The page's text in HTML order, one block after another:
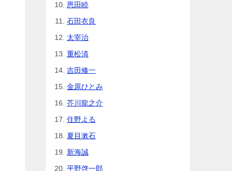
恩田睦
石田衣良
太宰治
重松清
吉田修一
金原ひとみ
芥川龍之介
住野よる
夏目漱石
新海誠
平野啓一郎